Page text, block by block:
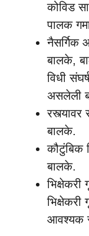
कोविड
पालक
नैसर्गिक
बालके,
विधी
असलेली
रस्त्यावर
बालके.
कौटुंबिक
बालके.
भिक्षेकरी
आवश्यक